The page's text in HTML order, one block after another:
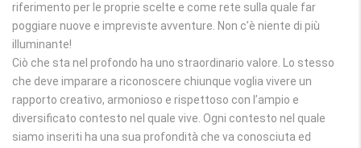
riferimento per le proprie scelte e come rete sulla quale far
poggiare nuove e impreviste avventure. Non c’è niente di più
illuminante!
Ciò che sta nel profondo ha uno straordinario valore. Lo stesso
che deve imparare a riconoscere chiunque voglia vivere un
rapporto creativo, armonioso e rispettoso con l’ampio e
diversificato contesto nel quale vive. Ogni contesto nel quale
siamo inseriti ha una sua profondità che va conosciuta ed